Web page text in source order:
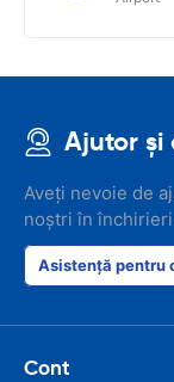
Ajutor și
Aveți nevoie de
noștri în
Asistență pentru
Cont